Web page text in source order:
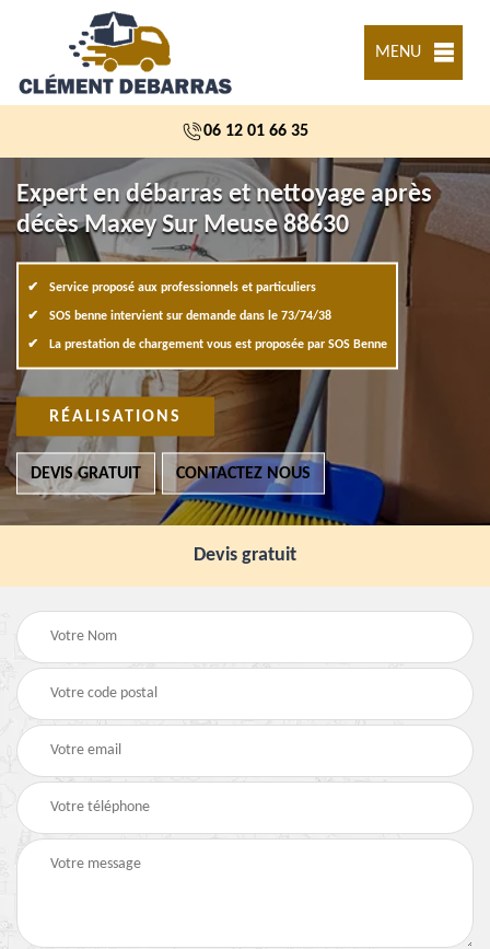
MENU
06 12 01 66 35
Expert en débarras et nettoyage après
décès Maxey Sur Meuse 88630
Service proposé aux professionnels et particuliers
SOS benne intervient sur demande dans le 73/74/38
La prestation de chargement vous est proposée par SOS Benne
RÉALISATIONS
DEVIS GRATUIT CONTACTEZ NOUS
Devis gratuit